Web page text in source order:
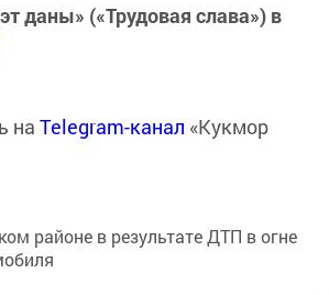
даны» («Трудовая слава») в
на Telegram-канал «Кукмор